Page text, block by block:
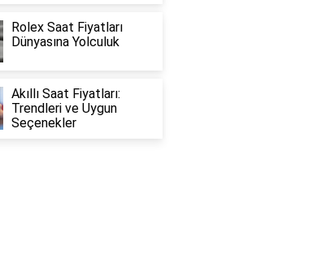
Rolex Saat Fiyatları
Dünyasına Yolculuk
Akıllı Saat Fiyatları:
Trendleri ve Uygun
Seçenekler